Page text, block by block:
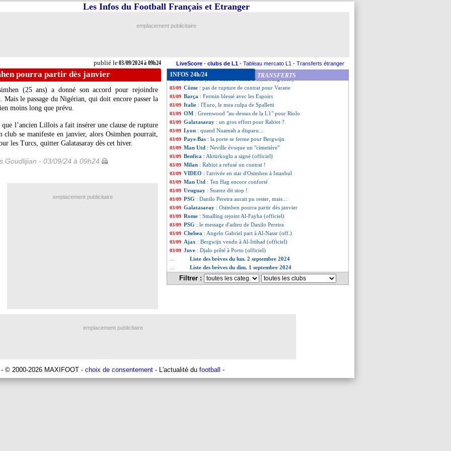
publié le03/09/2024 à 09h24
Les Infos du Football Français et Etranger
emplacement publicitaire
LiveScore - clubs de L1 - Tableau mercato L1 - Transferts étranger
pourra partir dès janvier
(25 ans) a donné son accord pour rejoindre
Mais le passage du Nigérian, qui doit encore passer la
moins long que prévu.
l’ancien Lillois a fait insérer une clause de rupture
se manifeste en janvier, alors Osimhen pourrait,
les Turcs, quitter Galatasaray dès cet hiver.
Goudlijian - 03/09/24 à 09h24
INFOS 24h/24 TRANSFERTS
03/09 OM: Merlin veut "titiller" le PSG
03/09 Lille: Santos était bien hors-jeu face au PSG
03/09 RU St-Gilloise
03/09 Lyon: Lopes était d'accord avec Nantes
03/09 Athletic: Nico Williams a recalé trois clubs
: le jeune Gadou vendu à Salzbourg (off.)
03/09 Côme : pas de rupture de contrat pour Varane
03/09 Barça : Fermin blessé avec les Espoirs
03/09 Italie : l'Euro, le mea culpa de Spalletti
03/09 OM : Greenwood "au-dessus de la L1" pour Riolo
03/09 Galatasaray : un gros effort pour Rabiot ?
03/09 Lyon : quand Nuamah a disparu...
03/09 Pays-Bas : la porte se ferme pour Bergwijn
03/09 Man Utd : Neville évoque un "cimetière"
03/09 Benfica : Aktürkoglu a signé (officiel)
03/09 Milan : Rabiot a refusé un contrat !
03/09 VIDEO : l'arrivée en star d'Osimhen à Istanbul
03/09 Man Utd : Ten Hag encore conforté
03/09 Uruguay : Suarez dit stop !
03/09 PSG : Danilo Pereira aurait pu rester, mais...
03/09 Galatasaray : Osimhen pourra partir dès janvier
03/09 Rome : Smalling rejoint Al-Fayha (officiel)
03/09 PSG : le message d'adieu de Danilo Pereira
03/09 Chelsea : Angelo Gabriel part à Al-Nassr (off.)
03/09 Ajax : Bergwijn vendu à Al-Ittihad (officiel)
03/09 Juve : Djalo prêté à Porto (officiel)
Liste des brèves du lun. 2 septembre 2024
Liste des brèves du dim. 1 septembre 2024
Filtrer :
emplacement publicitaire
emplacement publicitaire
- © 2000-2026 MAXIFOOT - choix de consentement - L'actualité du football -